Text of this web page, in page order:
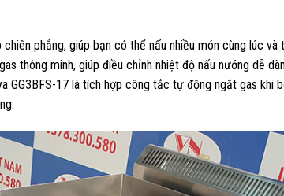
phẳng, giúp bạn có thể nấu nhiều món cùng lúc
thông minh, giúp điều chỉnh nhiệt độ nấu nướng dễ
GG3BFS-17 là tích hợp công tắc tự động ngắt gas khi